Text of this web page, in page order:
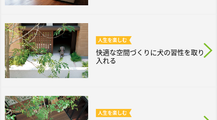
人生を楽しむ
快適な空間づくりに犬の習性を取り
入れる
人生を楽しむ